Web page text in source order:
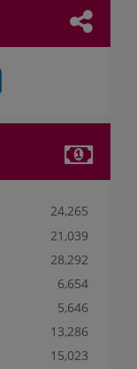
24,265
21,039
28,292
6,654
5,646
13,286
15,023